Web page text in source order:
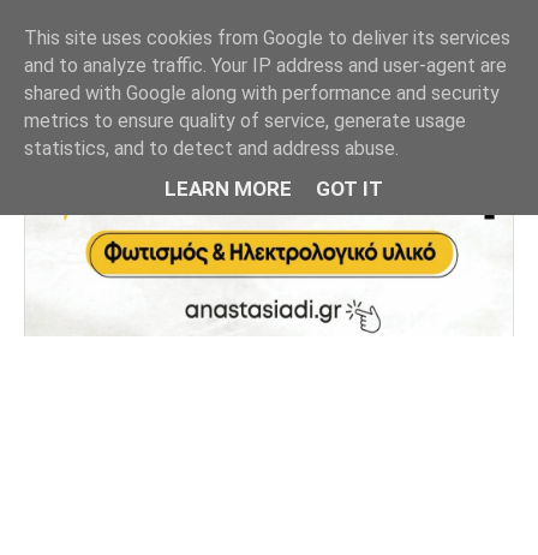
This site uses cookies from Google to deliver its services
and to analyze traffic. Your IP address and user-agent are
shared with Google along with performance and security
metrics to ensure quality of service, generate usage
statistics, and to detect and address abuse.
LEARN MORE GOT IT